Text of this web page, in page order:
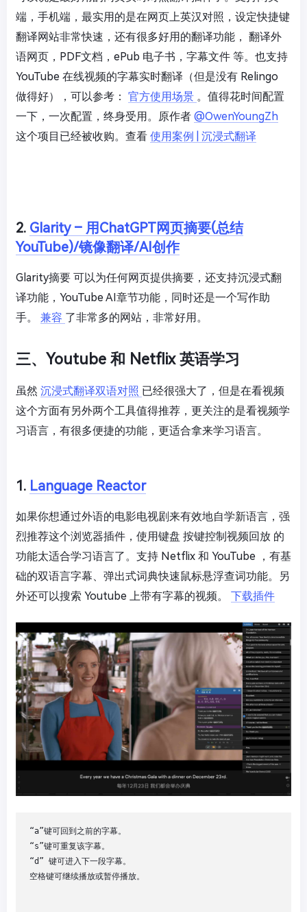
端，手机端，最实用的是在网页上英汉对照，设定快捷键
翻译网站非常快速，还有很多好用的翻译功能， 翻译外
语网页，PDF文档，ePub 电子书，字幕文件 等。也支持
YouTube 在线视频的字幕实时翻译（但是没有 Relingo
做得好），可以参考： 官方使用场景 。值得花时间配置
一下，一次配置，终身受用。原作者 @OwenYoungZh
这个项目已经被收购。查看 使用案例 | 沉浸式翻译
2. Glarity – 用ChatGPT网页摘要(总结
YouTube)/镜像翻译/AI创作
Glarity摘要 可以为任何网页提供摘要，还支持沉浸式翻
译功能，YouTube AI章节功能，同时还是一个写作助
手。 兼容 了非常多的网站，非常好用。
三、Youtube 和 Netflix 英语学习
虽然 沉浸式翻译双语对照 已经很强大了，但是在看视频
这个方面有另外两个工具值得推荐，更关注的是看视频学
习语言，有很多便捷的功能，更适合拿来学习语言。
1. Language Reactor
如果你想通过外语的电影电视剧来有效地自学新语言，强
烈推荐这个浏览器插件，使用键盘 按键控制视频回放 的
功能太适合学习语言了。支持 Netflix 和 YouTube ，有基
础的双语言字幕、弹出式词典快速鼠标悬浮查词功能。另
外还可以搜索 Youtube 上带有字幕的视频。 下载插件
“a”键可回到之前的字幕。
“s”键可重复该字幕。
“d” 键可进入下一段字幕。
空格键可继续播放或暂停播放。